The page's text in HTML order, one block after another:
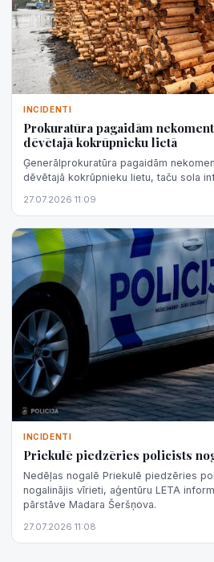
INCIDENTI
Prokuratūra pagaidām
dēvētajā kokrūpnieku lietā
Ģenerālprokuratūra pagaidām
dēvētajā kokrūpnieku lietu, taču sola
27.07.2026 11:09
INCIDENTI
Priekulē piedzēries policists
Nedēļas nogalē Priekulē piedzēries
nogalinājis vīrieti, aģentūru LETA
pārstāve Madara Šeršņova.
27.07.2026 11:08